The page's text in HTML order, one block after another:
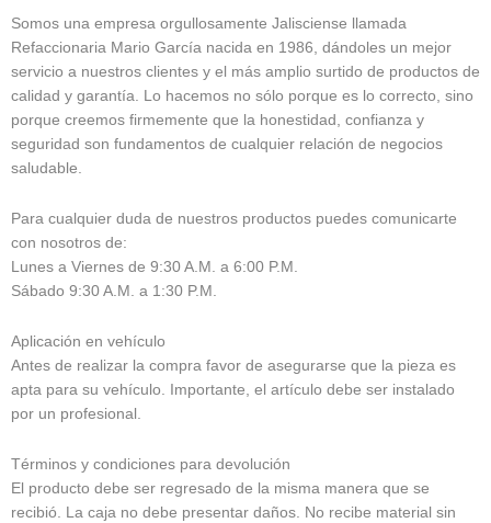
Somos una empresa orgullosamente Jalisciense llamada
Refaccionaria Mario García nacida en 1986, dándoles un mejor
servicio a nuestros clientes y el más amplio surtido de productos de
calidad y garantía. Lo hacemos no sólo porque es lo correcto, sino
porque creemos firmemente que la honestidad, confianza y
seguridad son fundamentos de cualquier relación de negocios
saludable.
Para cualquier duda de nuestros productos puedes comunicarte
con nosotros de:
Lunes a Viernes de 9:30 A.M. a 6:00 P.M.
Sábado 9:30 A.M. a 1:30 P.M.
Aplicación en vehículo
Antes de realizar la compra favor de asegurarse que la pieza es
apta para su vehículo. Importante, el artículo debe ser instalado
por un profesional.
Términos y condiciones para devolución
El producto debe ser regresado de la misma manera que se
recibió. La caja no debe presentar daños. No recibe material sin